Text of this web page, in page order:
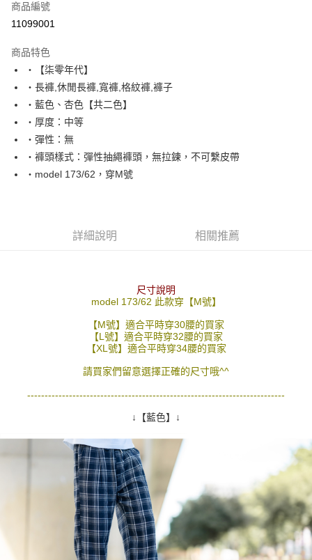
超商取貨付款
Apple Pay
街口支付
悠遊付
Google Pay
AFTEE先享後付
１．簡單：不需註冊會員、不需綁卡、不需儲值。
【「AFTEE先享後付」結帳流程】
１．於結帳方式選擇「AFTEE先享後付」後，將跳轉至「AFTEE先享後付」
２．訂單成立數日內，您將收到繳費通知簡訊。
３．收到繳費通知簡訊後14天內，點擊此簡訊中的連結，可透過四大超商／
ATM／網路銀行／等多元方式進行付款，方視為交易完成。
※ 請注意：結帳手續完成當下不需立刻繳費，但若您需要取消訂單，請聯絡
購買商品的店家。未經商家同意取消之訂單仍視為有效，需透過AFTEE先享
是否繳費成功／繳費後需取消欲退款等相關疑問，請聯繫「AFTEE先享後付
１．透過由恩沛科技股份有限公司提供之「AFTEE先享後付」服務完成之交
易，需依本服務之必要範圍內提供個人資料，並將交易相關給付款項請求債
權轉讓予恩沛科技股份有限公司。
２．關於個人資料處理事宜，請瀏覽以下網址：
https://aftee.tw/terms/#terms3
３．未成年的使用者請事先徵得法定代理人或監護人之同意方可使用
「AFTEE先享後付」，若未經同意申辦者引起之損失，本公司不負相關責
每筆NT$80，滿NT$1,800(含以上)免運費
每筆NT$80，滿NT$1,800(含以上)免運費
每筆NT$80，滿NT$1,800(含以上)免運費
每筆NT$80，滿NT$1,800(含以上)免運費
每筆NT$120，滿NT$3,000(含以上)免運費
商品編號
11099001
商品特色
‧【柒零年代】
‧長褲,休閒長褲,寬褲,格紋褲,褲子
‧藍色、杏色【共二色】
‧厚度：中等
‧彈性：無
‧褲頭樣式：彈性抽繩褲頭，無拉鍊，不可繫皮帶
‧model 173/62，穿M號
詳細說明 相關推薦
尺寸說明
model 173/62 此款穿【M號】
【M號】適合平時穿30腰的買家
【L號】適合平時穿32腰的買家
【XL號】適合平時穿34腰的買家
請買家們留意選擇正確的尺寸哦^^
--------------------------------------------------------------------------
↓【藍色】↓